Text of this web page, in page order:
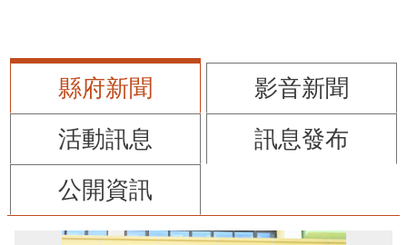
縣府新聞
影音新聞
活動訊息
訊息發布
公開資訊